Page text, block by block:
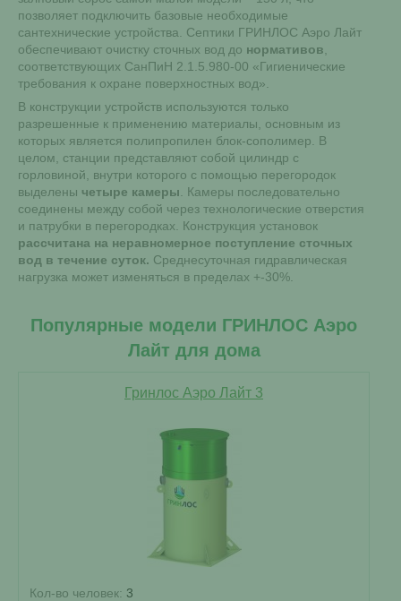
позволяет подключить базовые необходимые
сантехнические устройства. Септики ГРИНЛОС Аэро Лайт
обеспечивают очистку сточных вод до нормативов
соответствующих СанПиН 2.1.5.980-00 «Гигиенические
требования к охране поверхностных вод».
В конструкции устройств используются только
разрешенные к применению материалы, основным из
которых является полипропилен блок-сополимер. В
целом, станции представляют собой цилиндр с
горловиной, внутри которого с помощью перегородок
выделены четыре камеры . Камеры последовательно
соединены между собой через технологические отверстия
и патрубки в перегородках. Конструкция установок
рассчитана на неравномерное поступление сточных
вод в течение суток. Среднесуточная гидравлическая
нагрузка может изменяться в пределах +-30%.
Популярные модели ГРИНЛОС Аэро
Лайт для дома
Гринлос Аэро Лайт 3
Кол-во человек: 3